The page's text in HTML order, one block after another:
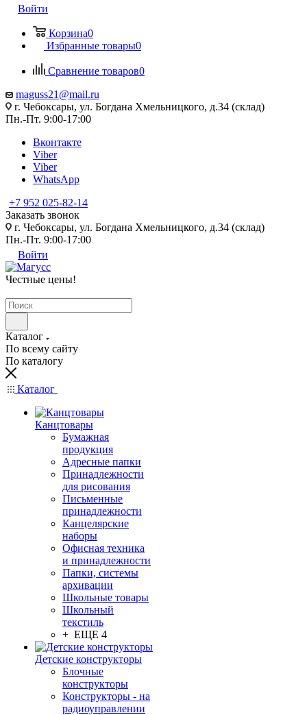
Войти
Корзина0
Избранные товары0
Сравнение товаров0
maguss21@mail.ru
г. Чебоксары, ул. Богдана Хмельницкого, д.34 (склад)
Пн.-Пт. 9:00-17:00
Вконтакте
Viber
Viber
WhatsApp
+7 952 025-82-14
Заказать звонок
г. Чебоксары, ул. Богдана Хмельницкого, д.34 (склад)
Пн.-Пт. 9:00-17:00
Войти
Честные цены!
Каталог
По всему сайту
По каталогу
Каталог
Канцтовары
Бумажная
продукция
Адресные папки
Принадлежности
для рисования
Письменные
принадлежности
Канцелярские
наборы
Офисная техника
и принадлежности
Папки, системы
архивации
Школьные товары
Школьный
текстиль
+ ЕЩЕ 4
Детские конструкторы
Блочные
конструкторы
Конструкторы - на
радиоуправлении